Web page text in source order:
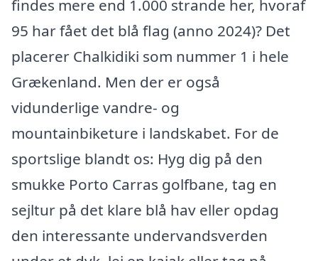
findes mere end 1.000 strande her, hvoraf
95 har fået det blå flag (anno 2024)? Det
placerer Chalkidiki som nummer 1 i hele
Grækenland. Men der er også
vidunderlige vandre- og
mountainbiketure i landskabet. For de
sportslige blandt os: Hyg dig på den
smukke Porto Carras golfbane, tag en
sejltur på det klare blå hav eller opdag
den interessante undervandsverden